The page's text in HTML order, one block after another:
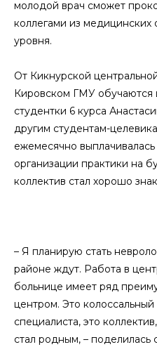
молодой врач сможет
коллегами из медицинских
уровня.
От Кикнурской
Кировском ГМУ обучаются
студентки 6 курса
другим студентам-
ежемесячно
организации практики на
коллектив стал хорошо
– Я планирую стать
районе ждут. Работа в
больнице имеет ряд
центром. Это
специалиста, это
стал родным, – поделилась